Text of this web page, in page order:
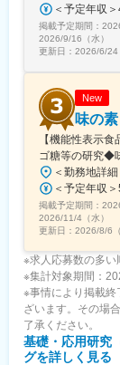
掲載予定期間：
2026/9/16（水）
更新日： 2026/6/24
New
味の
【機能性表示
ゴ糖等の研究◆
掲載予定期間：
2026/11/4（水）
更新日： 2026/8/6（
※求人応募数の多い
※集計対象期間：
※事情により掲載
ざいます。その場
了承ください。
基礎・応用研究
グを詳しく見る